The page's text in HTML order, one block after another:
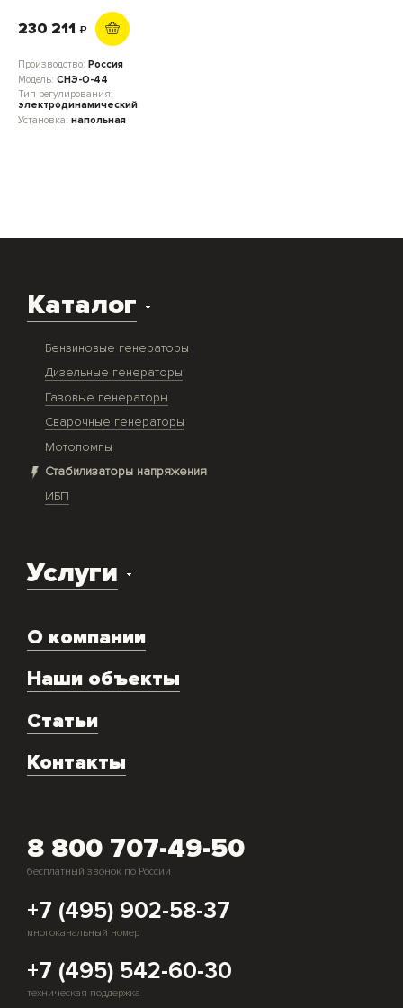
230 211 c
Производство: Россия
Модель: СНЭ-О-44
Тип регулирования:
электродинамический
Установка: напольная
Каталог
Бензиновые генераторы
Дизельные генераторы
Газовые генераторы
Сварочные генераторы
Мотопомпы
Стабилизаторы напряжения
ИБП
Услуги
Экспертиза объекта
Техническое обслуживание
Аренда
Монтаж и подключение оборудования
Скупка генераторов
О компании
Наши объекты
Статьи
Контакты
8 800 707-49-50
бесплатный звонок по России
+7 (495) 902-58-37
многоканальный номер
+7 (495) 542-60-30
техническая поддержка